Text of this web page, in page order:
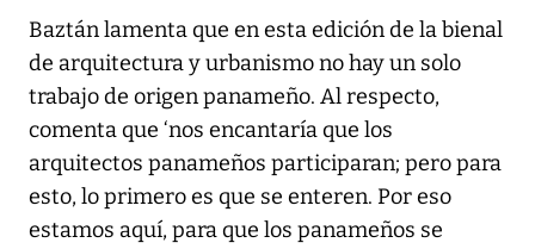
Baztán lamenta que en esta edición de la bienal
de arquitectura y urbanismo no hay un solo
trabajo de origen panameño. Al respecto,
comenta que ‘nos encantaría que los
arquitectos panameños participaran; pero para
esto, lo primero es que se enteren. Por eso
estamos aquí, para que los panameños se